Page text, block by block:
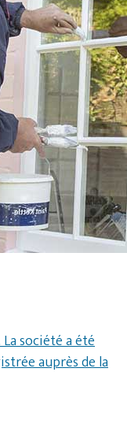
société a été
auprès de la